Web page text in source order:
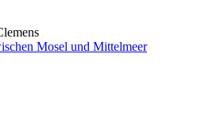
Mosel und Mittelmeer